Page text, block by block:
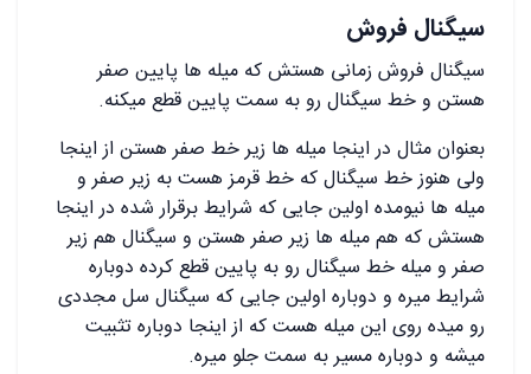
سیگنال فروش
سیگنال فروش زمانی هستش که میله ها پایین صفر
هستن و خط سیگنال رو به سمت پایین قطع میکنه.
بعنوان مثال در اینجا میله ها زیر خط صفر هستن از اینجا
ولی هنوز خط سیگنال که خط قرمز هست به زیر صفر و
میله ها نیومده اولین جایی که شرایط برقرار شده در اینجا
هستش که هم میله ها زیر صفر هستن و سیگنال هم زیر
صفر و میله خط سیگنال رو به پایین قطع کرده دوباره
شرایط میره و دوباره اولین جایی که سیگنال سل مجددی
رو میده روی این میله هست که از اینجا دوباره تثبیت
میشه و دوباره مسیر به سمت جلو میره.